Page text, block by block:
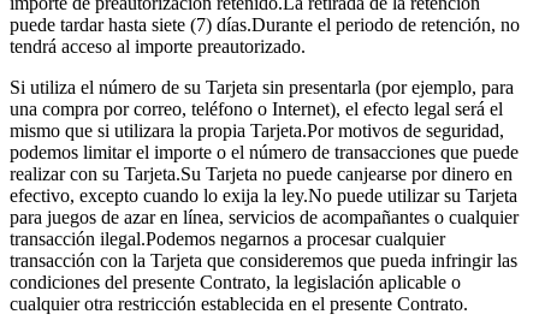
puede tardar hasta siete (7) días.Durante el periodo de retención, no
tendrá acceso al importe preautorizado.
Si utiliza el número de su Tarjeta sin presentarla (por ejemplo, para
una compra por correo, teléfono o Internet), el efecto legal será el
mismo que si utilizara la propia Tarjeta.Por motivos de seguridad,
podemos limitar el importe o el número de transacciones que puede
realizar con su Tarjeta.Su Tarjeta no puede canjearse por dinero en
efectivo, excepto cuando lo exija la ley.No puede utilizar su Tarjeta
para juegos de azar en línea, servicios de acompañantes o cualquier
transacción ilegal.Podemos negarnos a procesar cualquier
transacción con la Tarjeta que consideremos que pueda infringir las
condiciones del presente Contrato, la legislación aplicable o
cualquier otra restricción establecida en el presente Contrato.